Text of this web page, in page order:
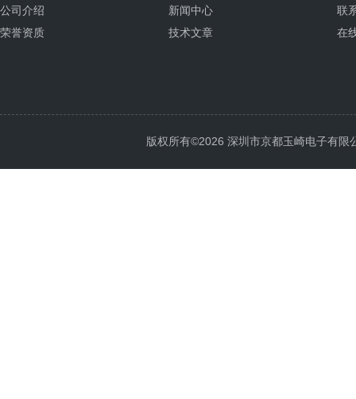
公司介绍
荣誉资质
新闻中心
技术文章
联
在
版权所有©2026 深圳市京都玉崎电子有